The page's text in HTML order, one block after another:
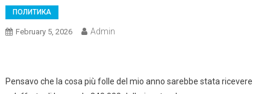
ПОЛИТИКА
February 5, 2026 Admin
Pensavo che la cosa più folle del mio anno sarebbe stata ricevere